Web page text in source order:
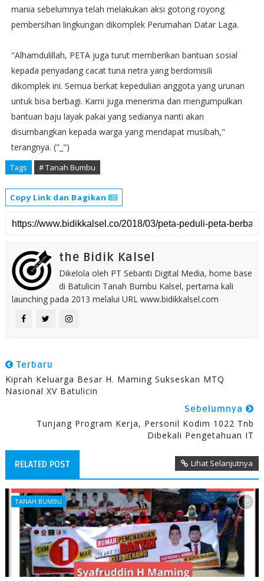
mania sebelumnya telah melakukan aksi gotong royong
pembersihan lingkungan dikomplek Perumahan Datar Laga.
"Alhamdulillah, PETA juga turut memberikan bantuan sosial
kepada penyadang cacat tuna netra yang berdomisili
dikomplek ini. Semua berkat kepedulian anggota yang urunan
untuk bisa berbagi. Kami juga menerima dan mengumpulkan
bantuan baju layak pakai yang sedianya nanti akan
disumbangkan kepada warga yang mendapat musibah,"
terangnya. ("_")
Tags # Tanah Bumbu
Copy Link dan Bagikan
the Bidik Kalsel
Dikelola oleh PT Sebanti Digital Media, home base
di Batulicin Tanah Bumbu Kalsel, pertama kali
launching pada 2013 melalui URL www.bidikkalsel.com
Terbaru
Kiprah Keluarga Besar H. Maming Sukseskan MTQ
Nasional XV Batulicin
Sebelumnya
Tunjang Program Kerja, Personil Kodim 1022 Tnb
Dibekali Pengetahuan IT
RELATED POST Lihat Selanjutnya
TANAH BUMBU